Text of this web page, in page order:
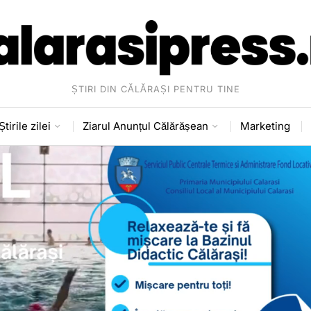
ȘTIRI DIN CĂLĂRAȘI PENTRU TINE
zilei Ziarul Anunțul Călărășean Marketing